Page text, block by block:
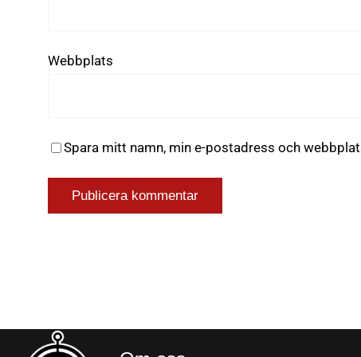
Webbplats
Spara mitt namn, min e-postadress och